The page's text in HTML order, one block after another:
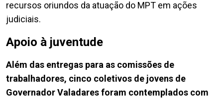
recursos oriundos da atuação do MPT em ações
judiciais.
Apoio à juventude
Além das entregas para as comissões de
trabalhadores, cinco coletivos de jovens de
Governador Valadares foram contemplados com